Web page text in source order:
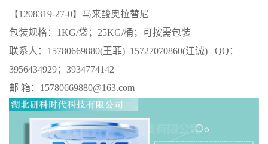
【1208319-27-0】马来酸奥拉替尼
包装规格：1KG/袋；25KG/桶；可按需包装
联系人：15780669880(王菲) 15727070860(江诚) QQ：
3956434929；3934774142
邮 箱：15780669880@163.com